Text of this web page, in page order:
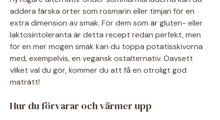
addera färska örter som rosmarin eller timjan för en
extra dimension av smak. För dem som är gluten- eller
laktosintoleranta är detta recept redan perfekt, men
för en mer mogen smak kan du toppa potatisskivorna
med, exempelvis, en vegansk ostalternativ. Oavsett
vilket val du gör, kommer du att få en otroligt god
maträtt!
Hur du förvarar och värmer upp